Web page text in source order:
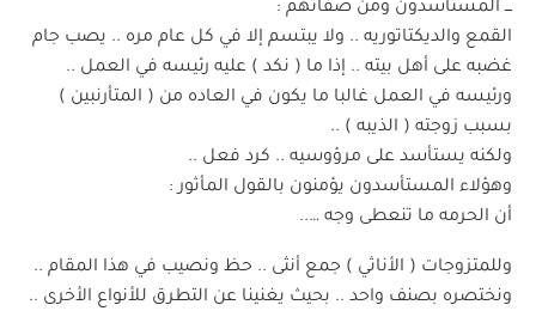
ـــ ألمستأسدون ومن صفاتهم :
القمع والديكتاتوريه .. ولا يبتسم إلا في كل عام مره .. يصب جام
غضبه على أهل بيته .. إذا ما ( نكد ) عليه رئيسه في العمل ..
ورئيسه في العمل غالبا ما يكون في العاده من ( المتأرنبين )
بسبب زوجته ( الذيبه ) ..
ولكنه يستأسد على مرؤوسيه .. كرد فعل ..
وهؤلاء المستأسدون يؤمنون بالقول المأثور :
أن الحرمه ما تنعطى وجه …..
وللمتزوجات ( الأناثي ) جمع أنثى .. حظ ونصيب في هذا المقام ..
ونختصره بصنف واحد .. بحيث يغنينا عن التطرق للأنواع الأخرى ..